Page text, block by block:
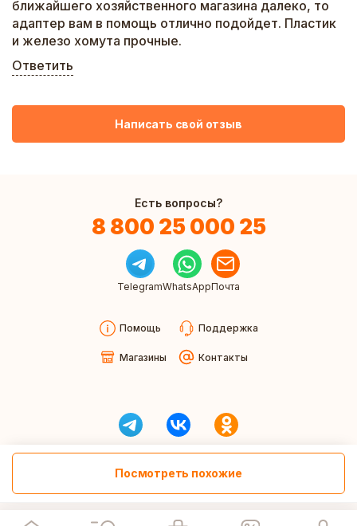
Посмотреть похожие
ближайшего хозяйственного магазина далеко, то
адаптер вам в помощь отлично подойдет. Пластик
и железо хомута прочные.
Ответить
Написать свой отзыв
Есть вопросы?
8 800 25 000 25
TelegramWhatsAppПочта
Помощь Поддержка
Магазины Контакты